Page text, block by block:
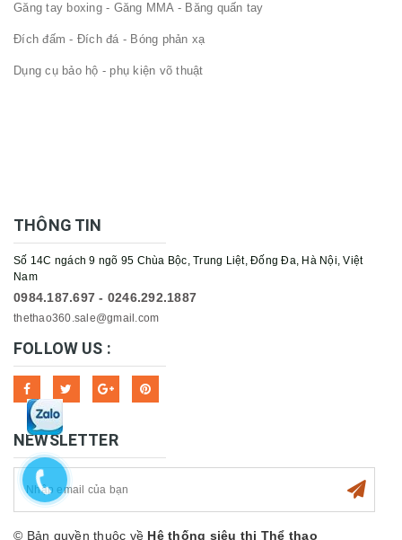
Găng tay boxing - Găng MMA - Băng quấn tay
Đích đấm - Đích đá - Bóng phản xạ
Dụng cụ bảo hộ - phụ kiện võ thuật
THÔNG TIN
Số 14C ngách 9 ngõ 95 Chùa Bộc, Trung Liệt, Đống Đa, Hà Nội, Việt
Nam
0984.187.697 - 0246.292.1887
thethao360.sale@gmail.com
FOLLOW US :
NEWSLETTER
© Bản quyền thuộc về Hệ thống siêu thị Thể thao